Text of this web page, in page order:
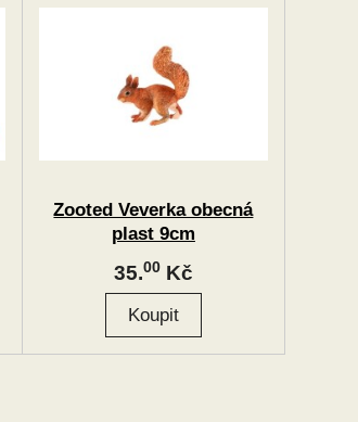
Zooted Veverka obecná
plast 9cm
35.00Kč